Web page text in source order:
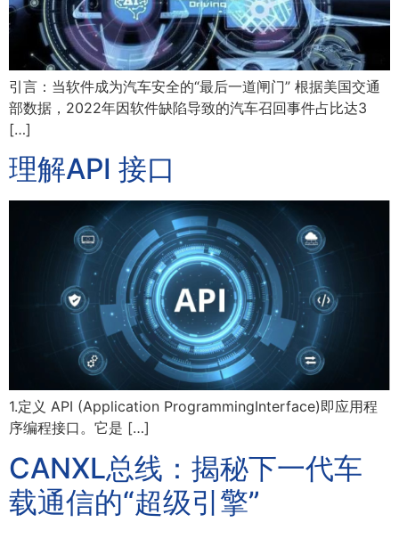
引言：当软件成为汽车安全的“最后一道闸门” 根据美国交通
部数据，2022年因软件缺陷导致的汽车召回事件占比达3
[…]
理解API 接口
1.定义 API (Application ProgrammingInterface)即应用程
序编程接口。它是 […]
CANXL总线：揭秘下一代车
载通信的“超级引擎”